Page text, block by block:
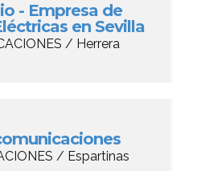
- Empresa de
en Sevilla
/ Herrera
/ Espartinas